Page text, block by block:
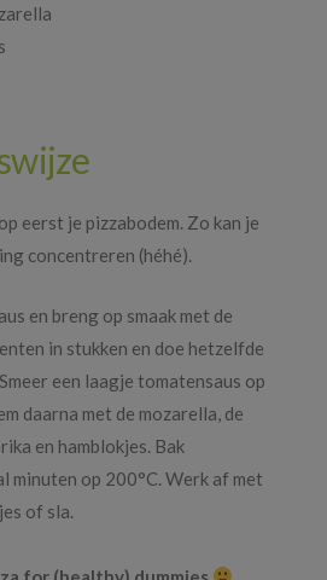
eerst je pizzabodem. Zo kan je
concentreren (héhé).
en breng op smaak met de
in stukken en doe hetzelfde
een laagje tomatensaus op
daarna met de mozarella, de
en hamblokjes. Bak
minuten op 200°C. Werk af met
of sla.